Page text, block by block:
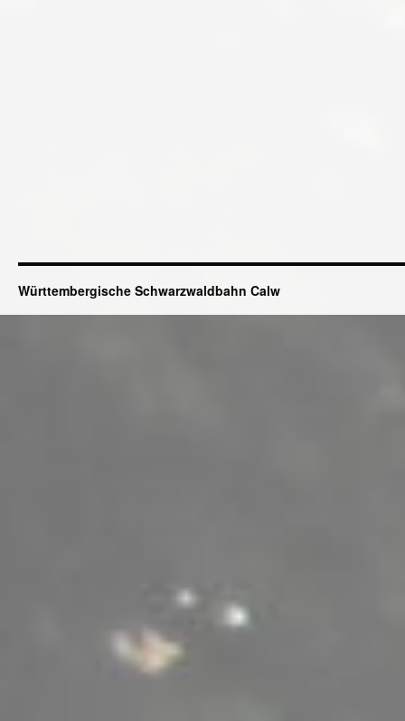
Württembergische Schwarzwaldbahn Calw